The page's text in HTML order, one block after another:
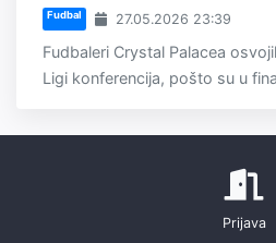
Fudbal 27.05.2026 23:39
Fudbaleri Crystal Palacea
Ligi konferencija, pošto su u
Prijava